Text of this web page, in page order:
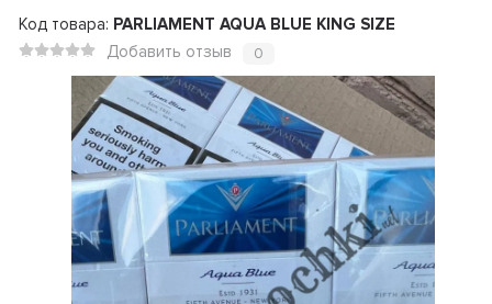
Код товара: PARLIAMENT AQUA BLUE KING SIZE
Добавить отзыв
0